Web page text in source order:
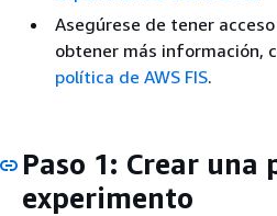
Asegúrese de tener acceso
obtener más información,
política de AWS FIS.
Paso 1: Crear
experimento